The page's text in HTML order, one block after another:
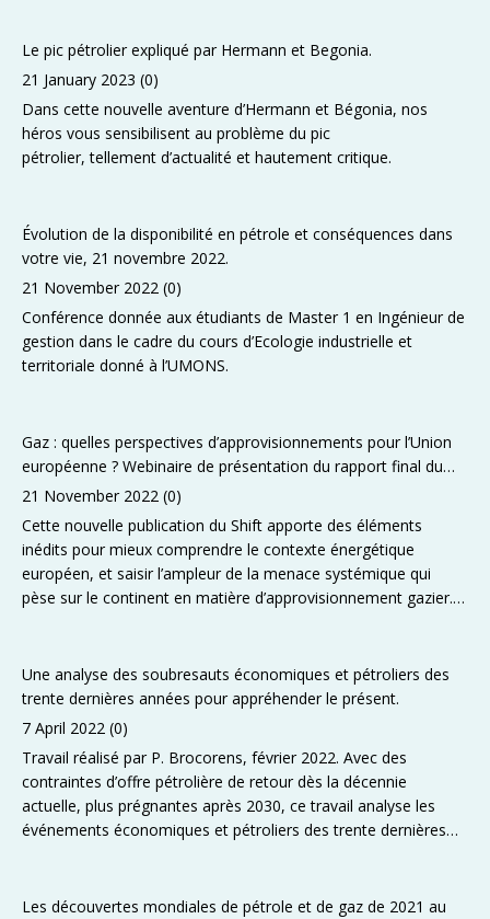
Le pic pétrolier expliqué par Hermann et Begonia.
21 January 2023 (0)
Dans cette nouvelle aventure d’Hermann et Bégonia, nos
héros vous sensibilisent au problème du pic
pétrolier, tellement d’actualité et hautement critique.
Évolution de la disponibilité en pétrole et conséquences dans
votre vie, 21 novembre 2022.
21 November 2022 (0)
Conférence donnée aux étudiants de Master 1 en Ingénieur de
gestion dans le cadre du cours d’Ecologie industrielle et
territoriale donné à l’UMONS.
Gaz : quelles perspectives d’approvisionnements pour l’Union
européenne ? Webinaire de présentation du rapport final du
Shift Project. Mardi 6 décembre 2022 à 18h.
21 November 2022 (0)
Cette nouvelle publication du Shift apporte des éléments
inédits pour mieux comprendre le contexte énergétique
européen, et saisir l’ampleur de la menace systémique qui
pèse sur le continent en matière d’approvisionnement gazier.
cause de contraintes endémiques pesant sur son…
Une analyse des soubresauts économiques et pétroliers des
trente dernières années pour appréhender le présent.
7 April 2022 (0)
Travail réalisé par P. Brocorens, février 2022. Avec des
contraintes d’offre pétrolière de retour dès la décennie
actuelle, plus prégnantes après 2030, ce travail analyse les
événements économiques et pétroliers des trente dernières
Les découvertes mondiales de pétrole et de gaz de 2021 au